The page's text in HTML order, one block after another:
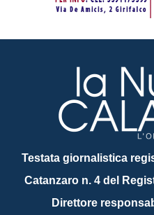
Testata giornalistica
Catanzaro n. 4 del
Direttore